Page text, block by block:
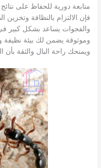
متابعة دورية للحفاظ على
فإن الالتزام بالنظافة
والفجوات يساعد بشكل كبير
وموثوقة يضمن لك بيئة
ويمنحك راحة البال والثقة